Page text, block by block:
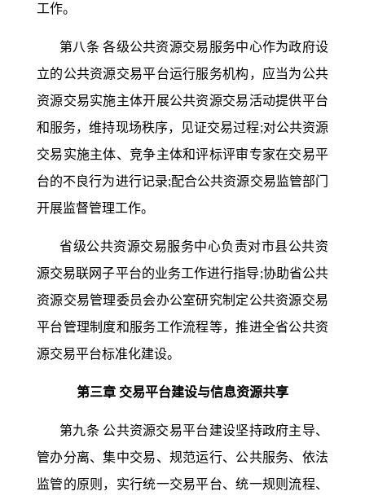
工作。
第八条 各级公共资源交易服务中心作为政府设
立的公共资源交易平台运行服务机构，应当为公共
资源交易实施主体开展公共资源交易活动提供平台
和服务，维持现场秩序，见证交易过程;对公共资源
交易实施主体、竞争主体和评标评审专家在交易平
台的不良行为进行记录;配合公共资源交易监管部门
开展监督管理工作。
省级公共资源交易服务中心负责对市县公共资
源交易联网子平台的业务工作进行指导;协助省公共
资源交易管理委员会办公室研究制定公共资源交易
平台管理制度和服务工作流程等，推进全省公共资
源交易平台标准化建设。
第三章 交易平台建设与信息资源共享
第九条 公共资源交易平台建设坚持政府主导、
管办分离、集中交易、规范运行、公共服务、依法
监管的原则，实行统一交易平台、统一规则流程、